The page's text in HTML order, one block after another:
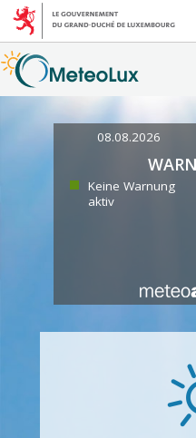
08.08.2026
Keine Warnung
aktiv